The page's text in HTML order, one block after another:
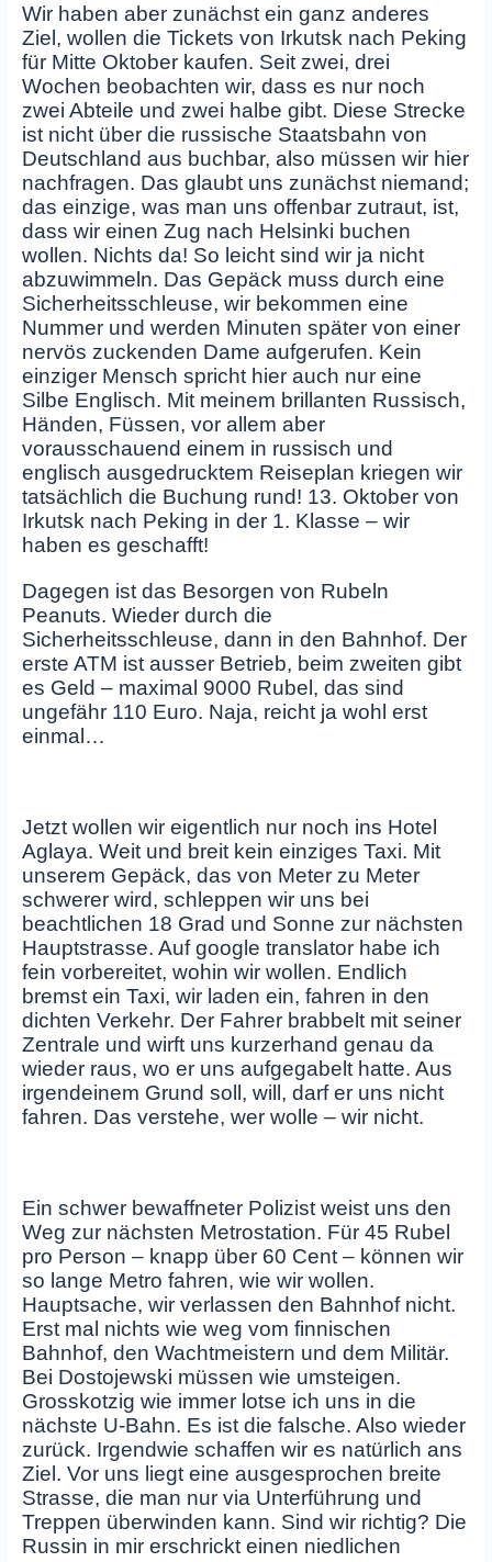
Wir haben aber zunächst ein ganz anderes
Ziel, wollen die Tickets von Irkutsk nach Peking
für Mitte Oktober kaufen. Seit zwei, drei
Wochen beobachten wir, dass es nur noch
zwei Abteile und zwei halbe gibt. Diese Strecke
ist nicht über die russische Staatsbahn von
Deutschland aus buchbar, also müssen wir hier
nachfragen. Das glaubt uns zunächst niemand;
das einzige, was man uns offenbar zutraut, ist,
dass wir einen Zug nach Helsinki buchen
wollen. Nichts da! So leicht sind wir ja nicht
abzuwimmeln. Das Gepäck muss durch eine
Sicherheitsschleuse, wir bekommen eine
Nummer und werden Minuten später von einer
nervös zuckenden Dame aufgerufen. Kein
einziger Mensch spricht hier auch nur eine
Silbe Englisch. Mit meinem brillanten Russisch,
Händen, Füssen, vor allem aber
vorausschauend einem in russisch und
englisch ausgedrucktem Reiseplan kriegen wir
tatsächlich die Buchung rund! 13. Oktober von
Irkutsk nach Peking in der 1. Klasse – wir
haben es geschafft!
Dagegen ist das Besorgen von Rubeln
Peanuts. Wieder durch die
Sicherheitsschleuse, dann in den Bahnhof. Der
erste ATM ist ausser Betrieb, beim zweiten gibt
es Geld – maximal 9000 Rubel, das sind
ungefähr 110 Euro. Naja, reicht ja wohl erst
einmal…
Jetzt wollen wir eigentlich nur noch ins Hotel
Aglaya. Weit und breit kein einziges Taxi. Mit
unserem Gepäck, das von Meter zu Meter
schwerer wird, schleppen wir uns bei
beachtlichen 18 Grad und Sonne zur nächsten
Hauptstrasse. Auf google translator habe ich
fein vorbereitet, wohin wir wollen. Endlich
bremst ein Taxi, wir laden ein, fahren in den
dichten Verkehr. Der Fahrer brabbelt mit seiner
Zentrale und wirft uns kurzerhand genau da
wieder raus, wo er uns aufgegabelt hatte. Aus
irgendeinem Grund soll, will, darf er uns nicht
fahren. Das verstehe, wer wolle – wir nicht.
Ein schwer bewaffneter Polizist weist uns den
Weg zur nächsten Metrostation. Für 45 Rubel
pro Person – knapp über 60 Cent – können wir
so lange Metro fahren, wie wir wollen.
Hauptsache, wir verlassen den Bahnhof nicht.
Erst mal nichts wie weg vom finnischen
Bahnhof, den Wachtmeistern und dem Militär.
Bei Dostojewski müssen wie umsteigen.
Grosskotzig wie immer lotse ich uns in die
nächste U-Bahn. Es ist die falsche. Also wieder
zurück. Irgendwie schaffen wir es natürlich ans
Ziel. Vor uns liegt eine ausgesprochen breite
Strasse, die man nur via Unterführung und
Treppen überwinden kann. Sind wir richtig? Die
Russin in mir erschrickt einen niedlichen